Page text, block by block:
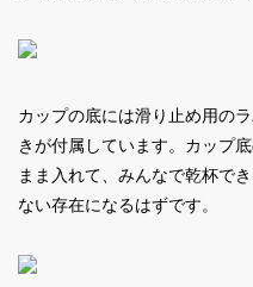
カップの底には滑り止め用の
きが付属しています。カップ
まま入れて、みんなで乾杯で
ない存在になるはずです。